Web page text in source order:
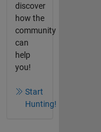
discover
how the
community
can
help
you!
Start
Hunting!